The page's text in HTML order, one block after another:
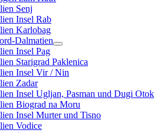
Senj
Insel Rab
Karlobag
Dalmatien
Insel Pag
Starigrad Paklenica
Insel Vir / Nin
Zadar
Insel Ugljan, Pasman und Dugi Otok
Biograd na Moru
Insel Murter und Tisno
Vodice